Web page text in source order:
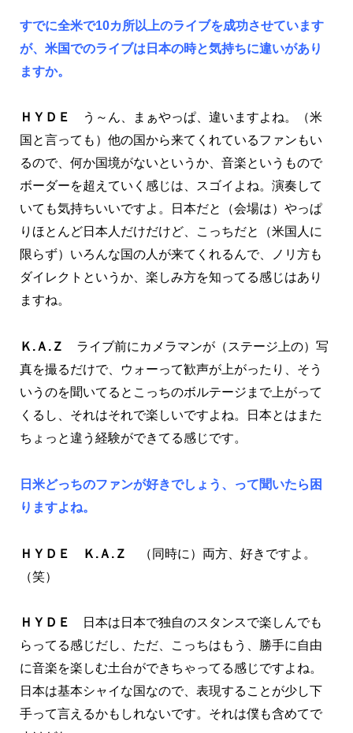
すでに全米で10カ所以上のライブを成功させています
が、米国でのライブは日本の時と気持ちに違いがあり
ますか。
ＨＹＤＥ
う～ん、まぁやっぱ、違いますよね。（米
国と言っても）他の国から来てくれているファンもい
るので、何か国境がないというか、音楽というもので
ボーダーを超えていく感じは、スゴイよね。演奏して
いても気持ちいいですよ。日本だと（会場は）やっぱ
りほとんど日本人だけだけど、こっちだと（米国人に
限らず）いろんな国の人が来てくれるんで、ノリ方も
ダイレクトというか、楽しみ方を知ってる感じはあり
ますね。
Ｋ.Ａ.Ｚ
ライブ前にカメラマンが（ステージ上の）写
真を撮るだけで、ウォーって歓声が上がったり、そう
いうのを聞いてるとこっちのボルテージまで上がって
くるし、それはそれで楽しいですよね。日本とはまた
ちょっと違う経験ができてる感じです。
日米どっちのファンが好きでしょう、って聞いたら困
りますよね。
ＨＹＤＥ Ｋ.Ａ.Ｚ
（同時に）両方、好きですよ。
（笑）
ＨＹＤＥ
日本は日本で独自のスタンスで楽しんでも
らってる感じだし、ただ、こっちはもう、勝手に自由
に音楽を楽しむ土台ができちゃってる感じですよね。
日本は基本シャイな国なので、表現することが少し下
手って言えるかもしれないです。それは僕も含めてで